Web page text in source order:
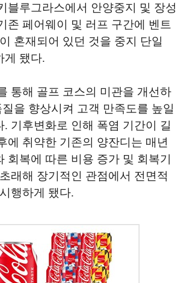
블루그라스에서 안양중지 및 장성
존 페어웨이 및 러프 구간에 벤트
혼재되어 있던 것을 중지 단일
게 됐다.
통해 골프 코스의 미관을 개선하
을 향상시켜 고객 만족도를 높일
. 기후변화로 인해 폭염 기간이 길
에 취약한 기존의 양잔디는 매년
회복에 따른 비용 증가 및 회복기
래해 장기적인 관점에서 전면적
행하게 됐다.